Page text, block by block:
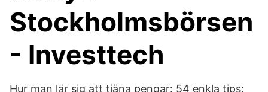
Stockholmsbörsen
- Investtech
Hur man lär sig att tjäna pengar: 54 enkla tips: